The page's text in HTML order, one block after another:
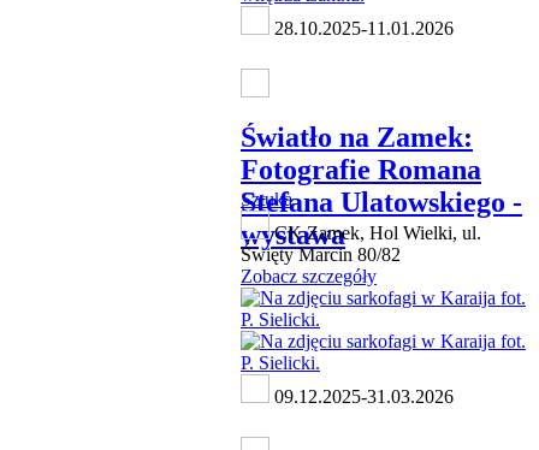
28.10.2025-11.01.2026
Światło na Zamek:
Fotografie Romana
Stefana Ulatowskiego -
wystawa
Sztuka
CK Zamek, Hol Wielki, ul.
Święty Marcin 80/82
Zobacz szczegóły
09.12.2025-31.03.2026